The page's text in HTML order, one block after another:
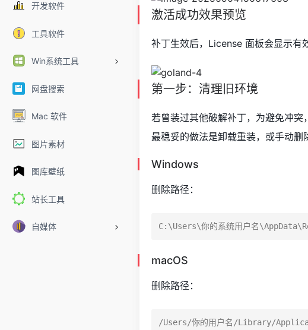
开发软件
工具软件
Win系统工具
网盘搜索
Mac 软件
图片素材
图库壁纸
站长工具
自媒体
激活成功效果预览
补丁生效后，License 面板会显示有
第一步：清理旧环境
若曾装过其他破解补丁，为避免冲突
最稳妥的做法是卸载重装，或手动删
Windows
删除路径：
macOS
删除路径：